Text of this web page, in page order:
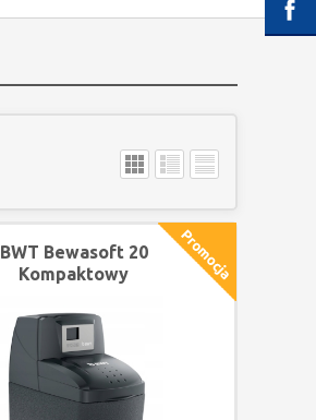
BWT Bewasoft 20
Kompaktowy
240102449